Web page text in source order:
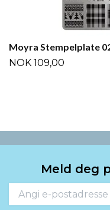
Moyra Stempelplate
NOK 109,00
Meld deg